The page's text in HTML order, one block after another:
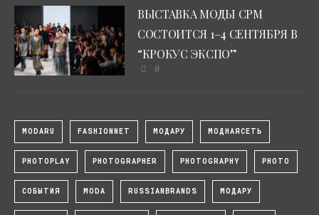
ВЫСТАВКА МОДЫ CPM
СОСТОИТСЯ 1–4 СЕНТЯБРЯ В
“КРОКУС ЭКСПО”
0
MODARU FASHIONNET МОДАРУ МОДНАЯСЕТЬ
PHOTOPLAY PHOTOGRAPHER PHOTOGRAPHY PHOTO
СОБЫТИЯ MODA RUSSIANBRANDS МОДАРУ